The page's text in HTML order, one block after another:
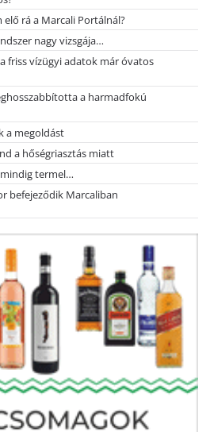
rá a Marcali Portálnál?
nagy vizsgája…
friss vízügyi adatok már óvatos
a harmadfokú
a megoldást
a hőségriasztás miatt
termel…
befejeződik Marcaliban